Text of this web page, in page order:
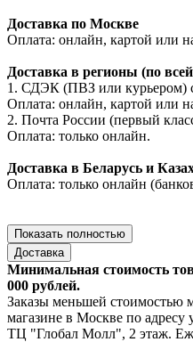
Доставка по Москве
Оплата: онлайн, картой или
Доставка в регионы (по
1. СДЭК (ПВЗ или курьером)
Оплата: онлайн, картой или
2. Почта России (первый
Оплата: только онлайн.
Доставка в Беларусь и
Оплата: только онлайн
Показать полностью
Доставка
Минимальная стоимость
000 рублей.
Заказы меньшей стоимостью
магазине в Москве по адресу
ТЦ "Глобал Молл", 2 этаж.